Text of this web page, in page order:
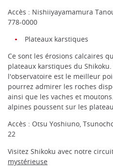
Accès : Nishiiyayamamura
778-0000
Plateaux karstiques
Ce sont les érosions calcaires
plateaux karstiques du
l'observatoire est le meilleur
pourrez admirer les roches
ainsi que les vaches et
alpines poussent sur les
Accès : Otsu Yoshiuno,
22
Visitez Shikoku avec notre
mystérieuse